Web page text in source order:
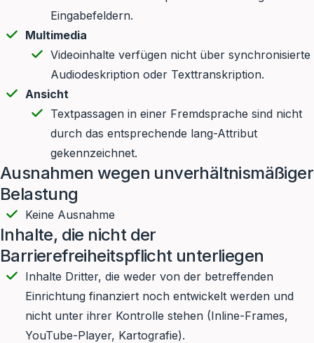
Eingabefeldern.
Multimedia
Videoinhalte verfügen nicht über synchronisierte
Audiodeskription oder Texttranskription.
Ansicht
Textpassagen in einer Fremdsprache sind nicht
durch das entsprechende lang-Attribut
gekennzeichnet.
Ausnahmen wegen unverhältnismäßiger
Belastung
Keine Ausnahme
Inhalte, die nicht der
Barrierefreiheitspflicht unterliegen
Inhalte Dritter, die weder von der betreffenden
Einrichtung finanziert noch entwickelt werden und
nicht unter ihrer Kontrolle stehen (Inline-Frames,
YouTube-Player, Kartografie).